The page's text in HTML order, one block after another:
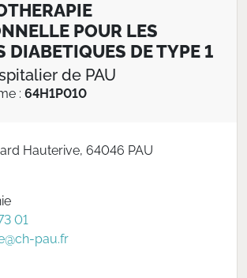
POUR LES
DIABETIQUES DE TYPE 1
de PAU
: 64H1P010
Hauterive, 64046 PAU
01
pau.fr